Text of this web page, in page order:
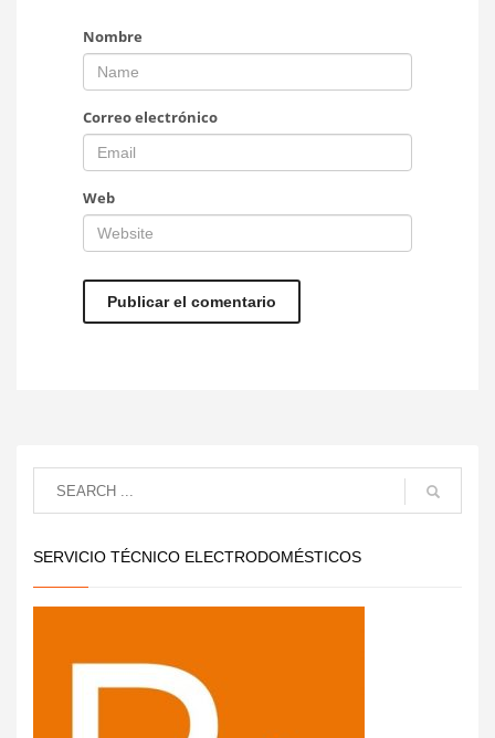
Nombre
Correo electrónico
Web
SERVICIO TÉCNICO ELECTRODOMÉSTICOS